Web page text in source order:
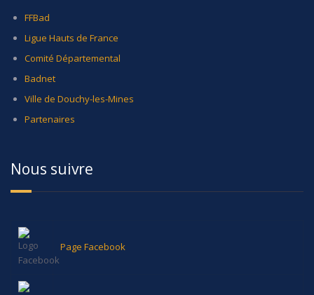
FFBad
Ligue Hauts de France
Comité Départemental
Badnet
Ville de Douchy-les-Mines
Partenaires
Nous suivre
Page Facebook